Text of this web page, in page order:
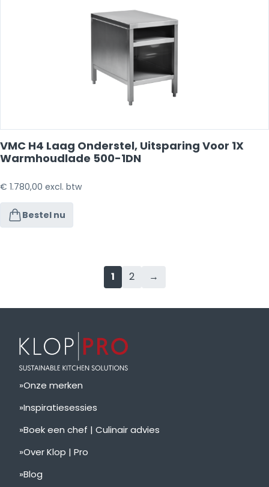
VMC H4 Laag Onderstel, Uitsparing Voor 1X
Warmhoudlade 500-1DN
€ 1.780,00 excl. btw
Bestel nu
1 2 →
Onze merken
Inspiratiesessies
Boek een chef | Culinair advies
Over Klop | Pro
Blog